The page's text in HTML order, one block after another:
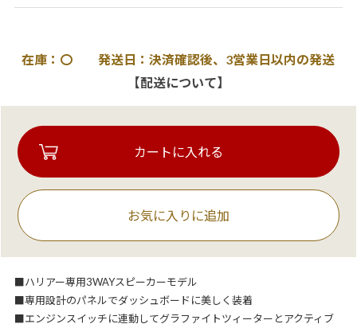
在庫：〇 発送日：決済確認後、3営業日以内の発送
【配送について】
お気に入りに追加
■ハリアー専用3WAYスピーカーモデル
■専用設計のパネルでダッシュボードに美しく装着
■エンジンスイッチに連動してグラファイトツィーターとアクティブ